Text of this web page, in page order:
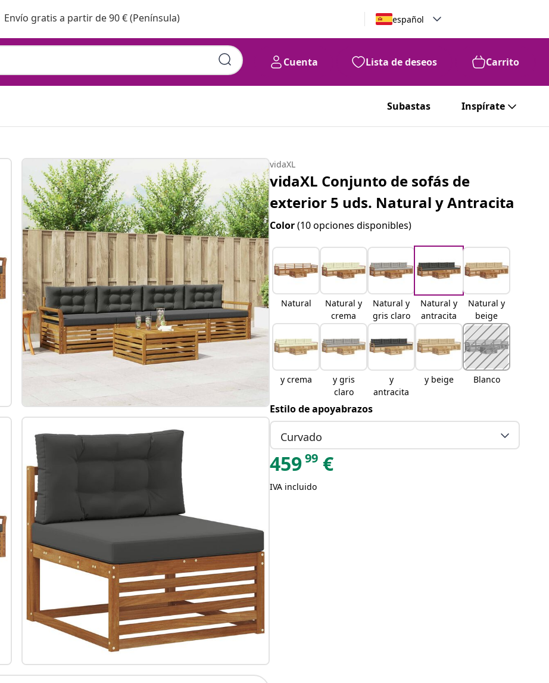
Envío gratis a partir de 90 € (Península) español
Cuenta Lista de deseos Carrito
Subastas Inspírate
vidaXL
vidaXL Conjunto de sofás de
exterior 5 uds. Natural y Antracita
Color(10 opciones disponibles)
Natural
Natural y
crema
Natural y
gris claro
Natural y
antracita
Natural y
beige
y crema
y gris
claro
y
antracita
y beige Blanco
Estilo de apoyabrazos
Curvado
45999 €
IVA incluido